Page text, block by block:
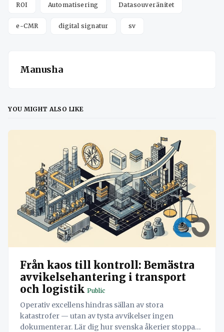
ROI Automatisering Datasouveränitet
e-CMR digital signatur sv
Manusha
YOU MIGHT ALSO LIKE
Från kaos till kontroll: Bemästra
avvikelsehantering i transport
och logistik Public
Operativ excellens hindras sällan av stora
katastrofer — utan av tysta avvikelser ingen
dokumenterar. Lär dig hur svenska åkerier stoppar